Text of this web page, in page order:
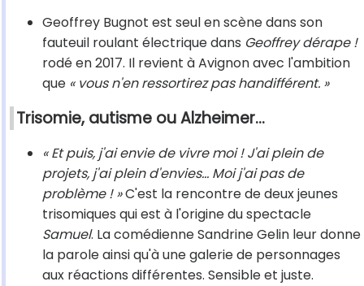
Geoffrey Bugnot est seul en scène dans son
fauteuil roulant électrique dans Geoffrey dérape !
rodé en 2017. Il revient à Avignon avec l'ambition
que « vous n'en ressortirez pas handifférent. »
Trisomie, autisme ou Alzheimer…
« Et puis, j'ai envie de vivre moi ! J'ai plein de
projets, j'ai plein d'envies… Moi j'ai pas de
problème ! »C'est la rencontre de deux jeunes
trisomiques qui est à l'origine du spectacle
Samuel. La comédienne Sandrine Gelin leur donne
la parole ainsi qu'à une galerie de personnages
aux réactions différentes. Sensible et juste.